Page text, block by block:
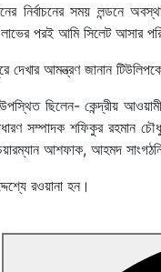
নির্বাচনের সময়
জয় লাভের পরই আমি সিলেট
দেখার আমন্ত্রণ জানান
ছিলেন- কেন্দ্রীয়
সম্পাদক শফিকুর রহমান
আশফাক, আহমদ
রওয়ানা হন।